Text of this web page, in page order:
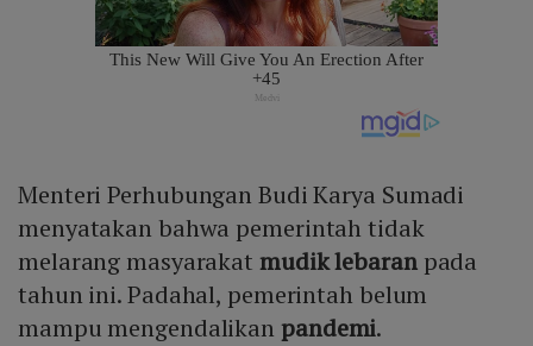
Menteri Perhubungan Budi Karya Sumadi
menyatakan bahwa pemerintah tidak
melarang masyarakat mudik lebaranpada
tahun ini. Padahal, pemerintah belum
mampu mengendalikan pandemi.